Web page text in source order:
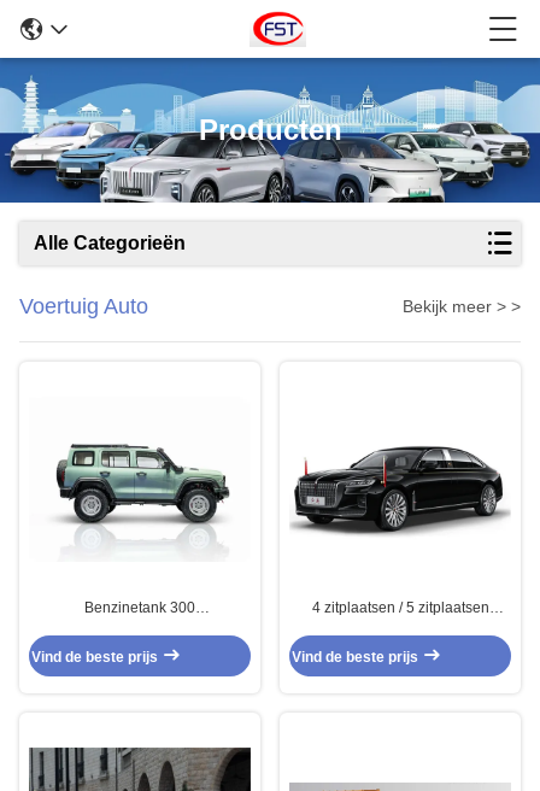
Producten
Alle Categorieën
Voertuig Auto Bekijk meer > >
Benzinetank 300
Offroadvoertuig
Vind de beste prijs
4 zitplaatsen / 5 zitplaatsen
Limousine
Vind de beste prijs